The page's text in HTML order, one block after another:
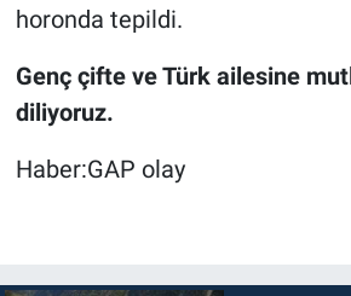
horonda tepildi.
Genç çifte ve Türk ailesine
diliyoruz.
Haber:GAP olay